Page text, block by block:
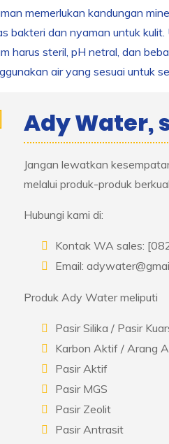
memerlukan kandungan
bakteri dan nyaman untuk
harus steril, pH netral, dan
air yang sesuai untuk
Ady Water,
Jangan lewatkan
melalui produk-produk
Hubungi kami di:
Kontak WA sales:
Email:
Produk Ady Water meliputi
Pasir Silika / Pasir
Karbon Aktif / Arang
Pasir Aktif
Pasir MGS
Pasir Zeolit
Pasir Antrasit